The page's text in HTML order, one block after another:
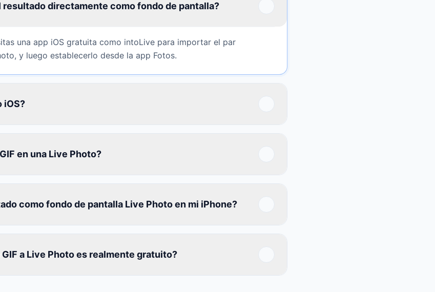
resultado directamente como fondo de pantalla?
una app iOS gratuita como intoLive para importar el par
y luego establecerlo desde la app Fotos.
iOS?
en una Live Photo?
como fondo de pantalla Live Photo en mi iPhone?
a Live Photo es realmente gratuito?